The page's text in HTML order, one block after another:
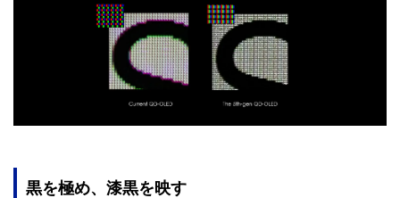
黒を極め、漆黒を映す